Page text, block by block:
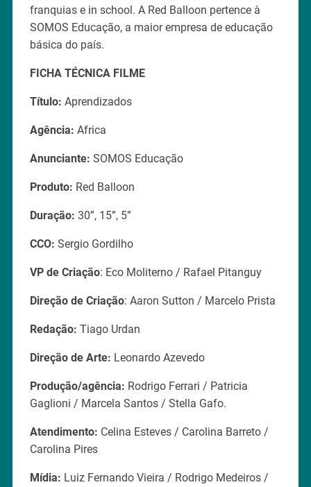
franquias e in school. A Red Balloon pertence à
SOMOS Educação, a maior empresa de educação
básica do país.
FICHA TÉCNICA FILME
Título: Aprendizados
Agência: Africa
Anunciante: SOMOS Educação
Produto: Red Balloon
Duração: 30”, 15”, 5”
CCO: Sergio Gordilho
VP de Criação: Eco Moliterno / Rafael Pitanguy
Direção de Criação: Aaron Sutton / Marcelo Prista
Redação: Tiago Urdan
Direção de Arte: Leonardo Azevedo
Produção/agência: Rodrigo Ferrari / Patricia
Gaglioni / Marcela Santos / Stella Gafo.
Atendimento: Celina Esteves / Carolina Barreto /
Carolina Pires
Mídia: Luiz Fernando Vieira / Rodrigo Medeiros /